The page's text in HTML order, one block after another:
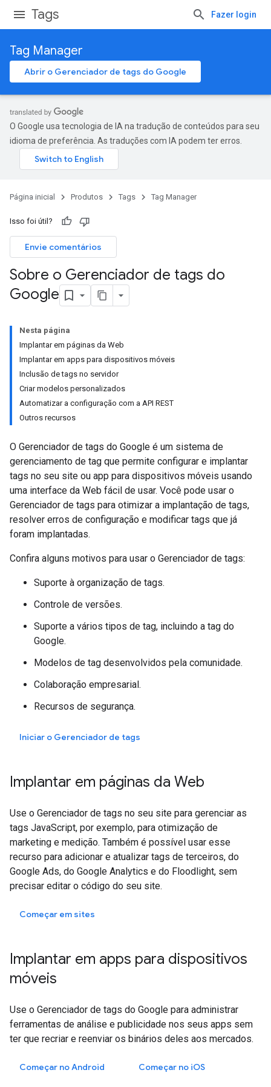
Tags Fazer login
Tag Manager
Abrir o Gerenciador de tags do Google
O Google usa tecnologia de IA na tradução de conteúdos para seu
idioma de preferência. As traduções com IA podem ter erros.
Página inicial Produtos Tags Tag Manager
Isso foi útil?
Envie comentários
Sobre o Gerenciador de tags do
Google
Nesta página
Implantar em páginas da Web
Implantar em apps para dispositivos móveis
Inclusão de tags no servidor
Criar modelos personalizados
Automatizar a configuração com a API REST
Outros recursos
O Gerenciador de tags do Google é um sistema de
gerenciamento de tag que permite configurar e implantar
tags no seu site ou app para dispositivos móveis usando
uma interface da Web fácil de usar. Você pode usar o
Gerenciador de tags para otimizar a implantação de tags,
resolver erros de configuração e modificar tags que já
foram implantadas.
Confira alguns motivos para usar o Gerenciador de tags:
Suporte à organização de tags.
Controle de versões.
Suporte a vários tipos de tag, incluindo a tag do
Google.
Modelos de tag desenvolvidos pela comunidade.
Colaboração empresarial.
Recursos de segurança.
Iniciar o Gerenciador de tags
Implantar em páginas da Web
Use o Gerenciador de tags no seu site para gerenciar as
tags JavaScript, por exemplo, para otimização de
marketing e medição. Também é possível usar esse
recurso para adicionar e atualizar tags de terceiros, do
Google Ads, do Google Analytics e do Floodlight, sem
precisar editar o código do seu site.
Começar em sites
Implantar em apps para dispositivos
móveis
Use o Gerenciador de tags do Google para administrar
ferramentas de análise e publicidade nos seus apps sem
ter que recriar e reenviar os binários deles aos mercados.
Começar no Android Começar no iOS